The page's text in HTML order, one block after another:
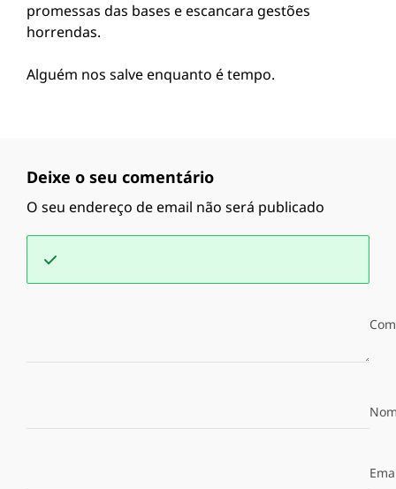
promessas das bases e escancara gestões
horrendas.
Alguém nos salve enquanto é tempo.
Deixe o seu comentário
O seu endereço de email não será publicado